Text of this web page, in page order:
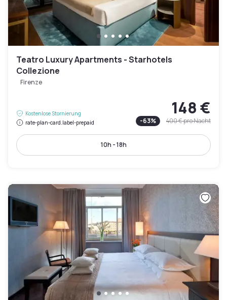
Teatro Luxury Apartments - Starhotels
Collezione
Firenze
Kostenlose Stornierung
rate-plan-card.label-prepaid
148 €
-63% 400 €pro Nacht
10h - 18h